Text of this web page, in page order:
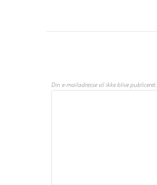
Din e-mailadresse vil ikke blive publiceret.